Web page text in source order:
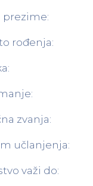
prezime:
rođenja:
zvanja:
učlanjenja:
važi do: